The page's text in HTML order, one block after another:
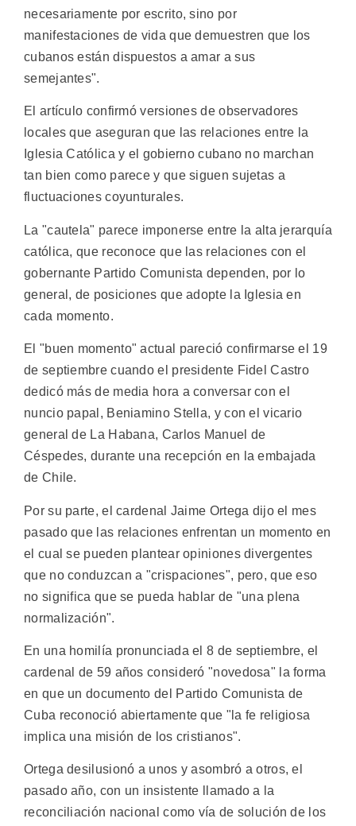
necesariamente por escrito, sino por
manifestaciones de vida que demuestren que los
cubanos están dispuestos a amar a sus
semejantes".
El artículo confirmó versiones de observadores
locales que aseguran que las relaciones entre la
Iglesia Católica y el gobierno cubano no marchan
tan bien como parece y que siguen sujetas a
fluctuaciones coyunturales.
La "cautela" parece imponerse entre la alta jerarquía
católica, que reconoce que las relaciones con el
gobernante Partido Comunista dependen, por lo
general, de posiciones que adopte la Iglesia en
cada momento.
El "buen momento" actual pareció confirmarse el 19
de septiembre cuando el presidente Fidel Castro
dedicó más de media hora a conversar con el
nuncio papal, Beniamino Stella, y con el vicario
general de La Habana, Carlos Manuel de
Céspedes, durante una recepción en la embajada
de Chile.
Por su parte, el cardenal Jaime Ortega dijo el mes
pasado que las relaciones enfrentan un momento en
el cual se pueden plantear opiniones divergentes
que no conduzcan a "crispaciones", pero, que eso
no significa que se pueda hablar de "una plena
normalización".
En una homilía pronunciada el 8 de septiembre, el
cardenal de 59 años consideró "novedosa" la forma
en que un documento del Partido Comunista de
Cuba reconoció abiertamente que "la fe religiosa
implica una misión de los cristianos".
Ortega desilusionó a unos y asombró a otros, el
pasado año, con un insistente llamado a la
reconciliación nacional como vía de solución de los